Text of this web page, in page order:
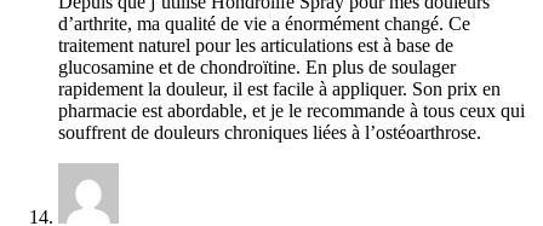
d’arthrite, ma qualité de vie a énormément changé. Ce
traitement naturel pour les articulations est à base de
glucosamine et de chondroïtine. En plus de soulager
rapidement la douleur, il est facile à appliquer. Son prix en
pharmacie est abordable, et je le recommande à tous ceux qui
souffrent de douleurs chroniques liées à l’ostéoarthrose.